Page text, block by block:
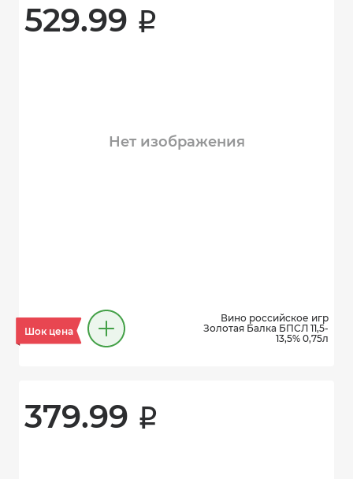
529.99 i
Нет изображения
Шок цена
Вино российское игр
Золотая Балка БПСЛ 11,5-
13,5% 0,75л
379.99 i